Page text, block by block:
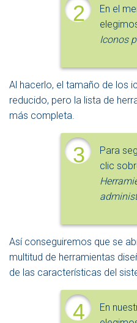
2 En el
Iconos
Al hacerlo, el tamaño de los
reducido, pero la lista de
más completa.
3
Para
clic
Así conseguiremos que se
multitud de herramientas
de las características del
4
En